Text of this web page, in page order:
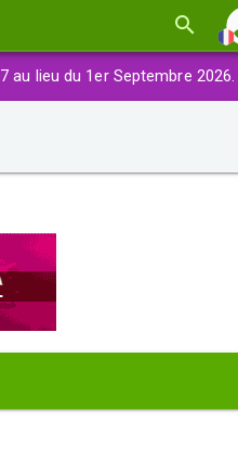
au lieu du 1er Septembre 2026.